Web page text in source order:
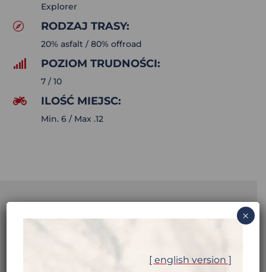
Explorer

RODZAJ TRASY:
20% asfalt / 80% offroad

POZIOM TRUDNOŚCI:
7 / 10

ILOŚĆ MIEJSC:
Min. 6 / Max .12
TANZANIA[ english version ]
×